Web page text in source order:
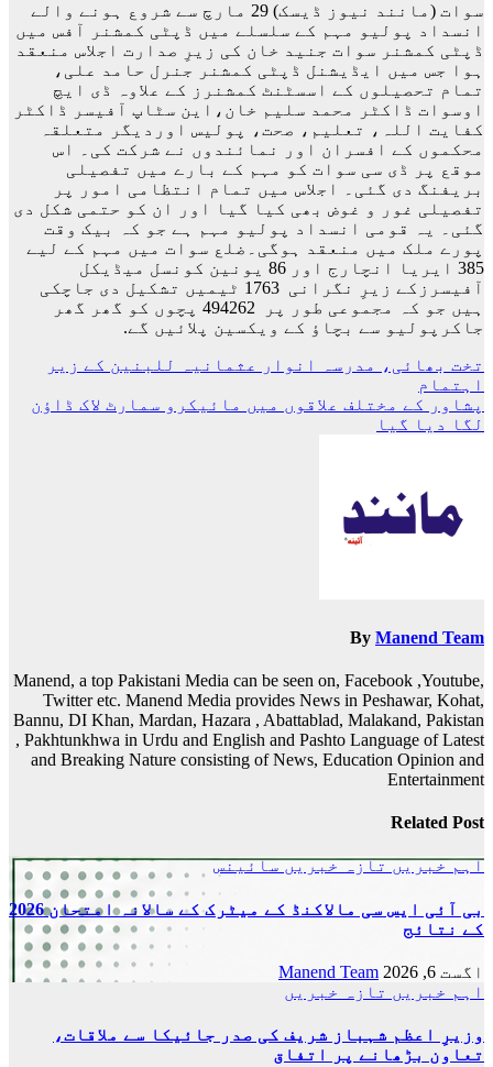
سوات (مانند نیوز ڈیسک) 29 مارچ سے شروع ہونے والے
انسداد پولیو مہم کے سلسلے میں ڈپٹی کمشنر آفس میں
ڈپٹی کمشنر سوات جنید خان کی زیرِ صدارت اجلاس منعقد
ہوا جس میں ایڈیشنل ڈپٹی کمشنر جنرل حامد علی،
تمام تحصیلوں کے اسسٹنٹ کمشنرز کے علاوہ ڈی ایچ
اوسوات ڈاکٹر محمد سلیم خان،این سٹاپ آفیسر ڈاکٹر
کفایت اللہ، تعلیم، صحت، پولیس اوردیگر متعلقہ
محکموں کے افسران اور نمائندوں نے شرکت کی۔ اس
موقع پر ڈی سی سوات کو مہم کے بارے میں تفصیلی
بریفنگ دی گئی۔ اجلاس میں تمام انتظامی امور پر
تفصیلی غور و غوض بھی کیا گیا اور ان کو حتمی شکل دی
گئی۔ یہ قومی انسداد پولیو مہم ہے جو کہ بیک وقت
پورے ملک میں منعقد ہوگی۔ضلع سوات میں مہم کے لیے
385 ایریا انچارج اور 86 یونین کونسل میڈیکل
آفیسرزکے زیرِ نگرانی 1763 ٹیمیں تشکیل دی جاچکی
ہیں جو کہ مجموعی طور پر 494262 پچوں کو گھر گھر
جاکرپولیو سے بچاؤ کے ویکسین پلائیں گے.
پوسٹوں
کی
نیویگیشن
تخت بھائی، مدرسہ انوار عثمانیہ للبنین کے زیر
اہتمام
پشاور کے مختلف علاقوں میں مائیکرو سمارٹ لاک ڈاؤن
لگا دیا گیا
By Manend Team
Manend, a top Pakistani Media can be seen on, Facebook ,Youtube,
Twitter etc. Manend Media provides News in Peshawar, Kohat,
Bannu, DI Khan, Mardan, Hazara , Abattablad, Malakand, Pakistan
, Pakhtunkhwa in Urdu and English and Pashto Language of Latest
and Breaking Nature consisting of News, Education Opinion and
Entertainment
Related Post
اہم خبریںتازہ خبریںسائینس
بی آئی ایس سی مالاکنڈ کے میٹرک کے سالانہ امتحان 2026
کے نتائج
اگست 6, 2026
Manend Team
اہم خبریں تازہ خبریں
وزیرِ اعظم شہباز شریف کی صدر جائیکا سے ملاقات،
تعاون بڑھانے پر اتفاق